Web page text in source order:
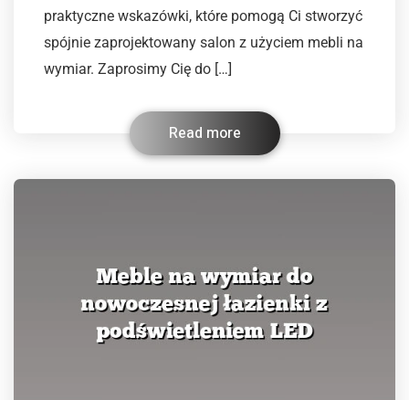
praktyczne wskazówki, które pomogą Ci stworzyć
spójnie zaprojektowany salon z użyciem mebli na
wymiar. Zaprosimy Cię do […]
Read more